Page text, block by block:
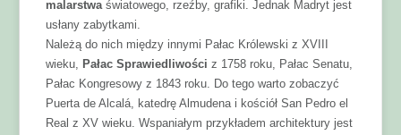
malarstwa światowego, rzeźby, grafiki. Jednak Madryt jest
usłany zabytkami.
Należą do nich między innymi Pałac Królewski z XVIII
wieku,
Pałac Sprawiedliwości z 1758 roku, Pałac Senatu,
Pałac Kongresowy z 1843 roku. Do tego warto zobaczyć
Puerta de Alcalá, katedrę Almudena i kościół San Pedro el
Real z XV wieku.Wspaniałym przykładem architektury jest